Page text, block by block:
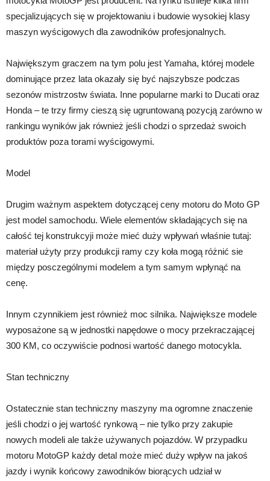
specjalizujących się w projektowaniu i budowie wysokiej klasy
maszyn wyścigowych dla zawodników profesjonalnych.
Największym graczem na tym polu jest Yamaha, której modele
dominujące przez lata okazały się być najszybsze podczas
sezonów mistrzostw świata. Inne popularne marki to Ducati oraz
Honda – te trzy firmy cieszą się ugruntowaną pozycją zarówno w
rankingu wyników jak również jeśli chodzi o sprzedaż swoich
produktów poza torami wyścigowymi.
Model
Drugim ważnym aspektem dotyczącej ceny motoru do Moto GP
jest model samochodu. Wiele elementów składających się na
całość tej konstrukcyji może mieć duży wpływań właśnie tutaj:
materiał użyty przy produkcji ramy czy koła mogą różnić sie
między posczególnymi modelem a tym samym wpłynąć na
cenę.
Innym czynnikiem jest również moc silnika. Największe modele
wyposażone są w jednostki napędowe o mocy przekraczającej
300 KM, co oczywiście podnosi wartość danego motocykla.
Stan techniczny
Ostatecznie stan techniczny maszyny ma ogromne znaczenie
jeśli chodzi o jej wartość rynkową – nie tylko przy zakupie
nowych modeli ale także używanych pojazdów. W przypadku
motoru MotoGP każdy detal może mieć duży wpływ na jakoś
jazdy i wynik końcowy zawodników biorących udział w